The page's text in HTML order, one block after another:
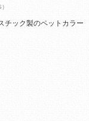
チック製のペットカラー